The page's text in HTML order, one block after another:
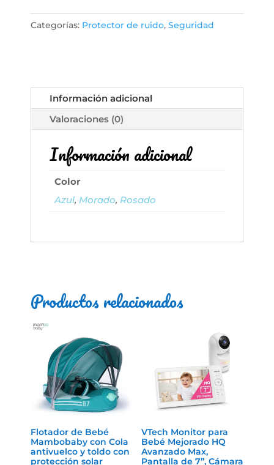
-
Auriculares
ruido
para
niños,
certificado
y
ANSI,
25
dB,
azul
cantidad
Categorías: Protector de ruido, Seguridad
Información adicional
Valoraciones (0)
Información adicional
Color
Azul, Morado, Rosado
Productos relacionados
Flotador de Bebé
Mambobaby con Cola
antivuelco y toldo con
protección solar
VTech Monitor para
Bebé Mejorado HQ
Avanzado Max,
Pantalla de 7”, Cámara